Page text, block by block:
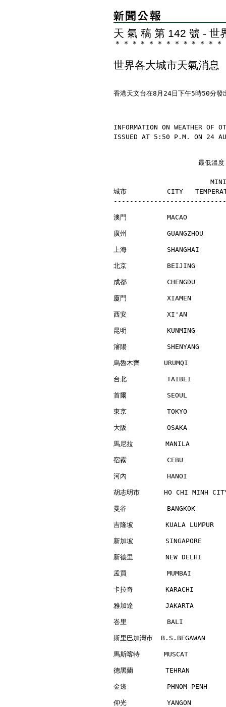
天 氣 稿 第 142 號 - 世
＊ ＊ ＊ ＊ ＊ ＊ ＊ ＊ ＊ ＊ ＊ ＊ ＊
世界各大城市天氣消息
香港天文台在8月24日下午5時50分發
INFORMATION ON WEATHER OF
ISSUED AT 5:50 P.M. ON 24
最低溫度
城市          CITY
澳門          MACAO
廣州          GUANGZHOU
上海          SHANGHAI
北京          BEIJING
成都          CHENGDU
廈門          XIAMEN
西安          XI'AN
昆明          KUNMING
瀋陽          SHENYANG
烏魯木齊      URUMQI
台北          TAIBEI
首爾          SEOUL
東京          TOKYO
大阪          OSAKA
馬尼拉        MANILA
宿霧          CEBU
河內          HANOI
胡志明市      HO CHI MINH
曼谷          BANGKOK
吉隆坡        KUALA LUMPUR
新加坡        SINGAPORE
新德里        NEW
孟買          MUMBAI
卡拉奇        KARACHI
雅加達        JAKARTA
峇里          BALI
斯里巴加灣市
馬斯喀特      MUSCAT
德黑蘭        TEHRAN
金邊          PHNOM PENH
仰光          YANGON